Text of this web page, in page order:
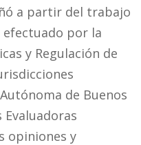
a partir del trabajo
por la
y Regulación de
de Buenos
Evaluadoras
opiniones y